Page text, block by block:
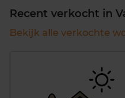
Recent verkocht in
Bekijk alle verkochte